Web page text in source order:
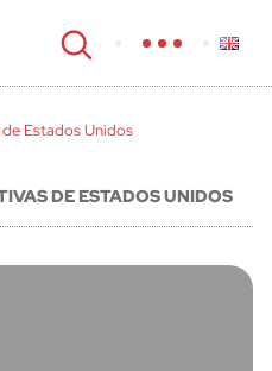
Estados Unidos
DE ESTADOS UNIDOS